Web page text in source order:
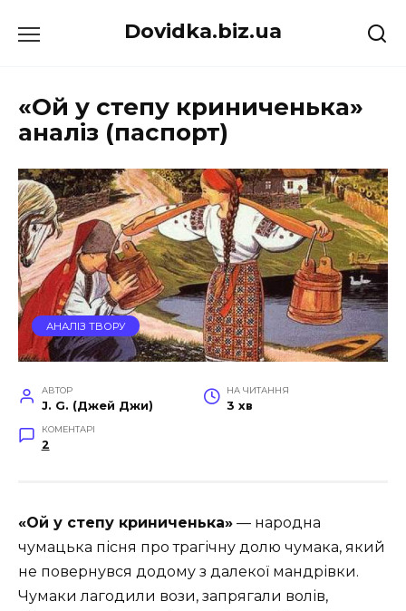
до
Dovidka.biz.ua
«Ой у степу криниченька»
аналіз (паспорт)
АНАЛІЗ ТВОРУ
АВТОР
J. G. (Джей Джи)
НА ЧИТАННЯ
3 хв
КОМЕНТАРІ
2
«Ой у степу криниченька» — народна
чумацька пісня про трагічну долю чумака, який
не повернувся додому з далекої мандрівки.
Чумаки лагодили вози, запрягали волів,